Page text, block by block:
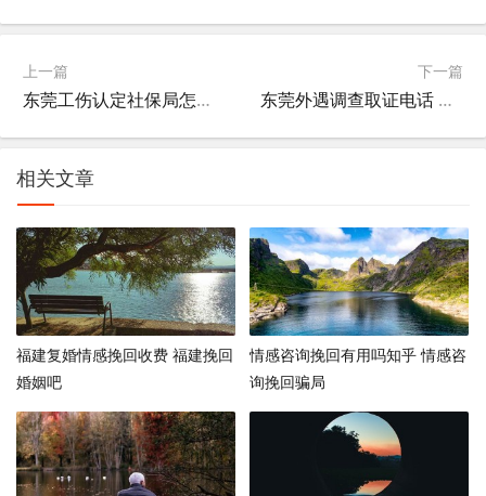
上一篇
东莞工伤认定社保局怎么调查取证 东莞工伤认定材料
下一篇
东莞外遇调查取证电话 东莞出轨取证电话
相关文章
福建复婚情感挽回收费 福建挽回
婚姻吧
情感咨询挽回有用吗知乎 情感咨
询挽回骗局